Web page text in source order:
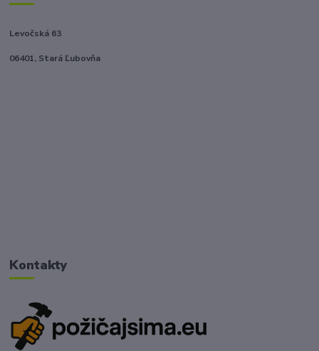
Levočská 63
06401, Stará Ľubovňa
Kontakty